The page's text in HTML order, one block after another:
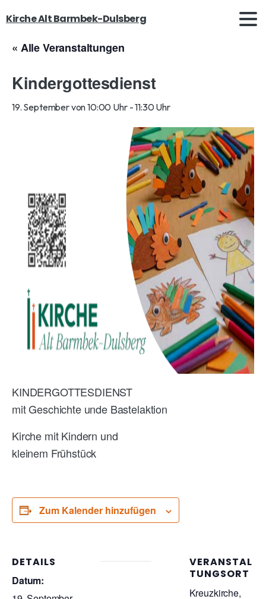
Kirche Alt Barmbek-Dulsberg
« Alle Veranstaltungen
Kindergottesdienst
19. September von 10:00 Uhr-11:30 Uhr
KINDERGOTTESDIENST
mit Geschichte unde Bastelaktion
Kirche mit Kindern und
kleinem Frühstück
Zum Kalender hinzufügen
DETAILS
Datum:
VERANSTAL
TUNGSORT
Kreuzkirche,